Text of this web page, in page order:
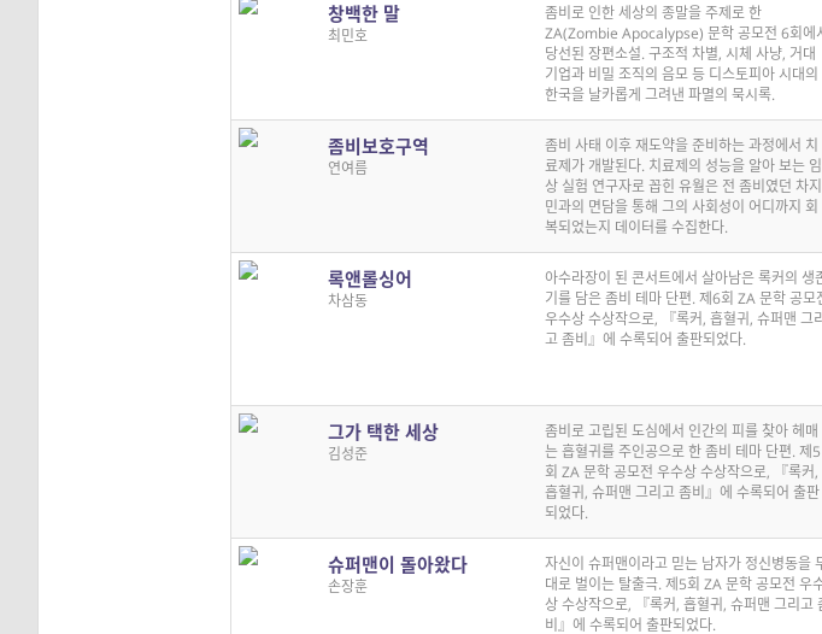
창백한 말
최민호
좀비로 인한 세상의 종말을 주제로 한
ZA(Zombie Apocalypse) 문학 공모전 6회에
당선된 장편소설. 구조적 차별, 시체 사냥, 거대
기업과 비밀 조직의 음모 등 디스토피아 시대의
한국을 날카롭게 그려낸 파멸의 묵시록.
좀비보호구역
연여름
좀비 사태 이후 재도약을 준비하는 과정에서 치
료제가 개발된다. 치료제의 성능을 알아 보는 임
상 실험 연구자로 꼽힌 유월은 전 좀비였던 차지
민과의 면담을 통해 그의 사회성이 어디까지 회
복되었는지 데이터를 수집한다.
록앤롤싱어
차삼동
아수라장이 된 콘서트에서 살아남은 록커의 생
기를 담은 좀비 테마 단편. 제6회 ZA 문학 공모
우수상 수상작으로, 『록커, 흡혈귀, 슈퍼맨 그리
고 좀비』에 수록되어 출판되었다.
그가 택한 세상
김성준
좀비로 고립된 도심에서 인간의 피를 찾아 헤매
는 흡혈귀를 주인공으로 한 좀비 테마 단편. 제5
회 ZA 문학 공모전 우수상 수상작으로, 『록커,
흡혈귀, 슈퍼맨 그리고 좀비』에 수록되어 출판
되었다.
슈퍼맨이 돌아왔다
손장훈
자신이 슈퍼맨이라고 믿는 남자가 정신병동을
대로 벌이는 탈출극. 제5회 ZA 문학 공모전 우
상 수상작으로, 『록커, 흡혈귀, 슈퍼맨 그리고
비』에 수록되어 출판되었다.